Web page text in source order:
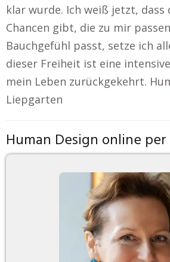
klar wurde. Ich weiß jetzt, dass
Chancen gibt, die zu mir
Bauchgefühl passt, setze ich
dieser Freiheit ist eine
mein Leben zurückgekehrt.
Liepgarten
Human Design online per